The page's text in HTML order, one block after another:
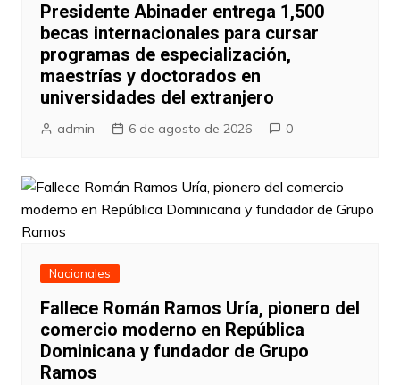
Presidente Abinader entrega 1,500
becas internacionales para cursar
programas de especialización,
maestrías y doctorados en
universidades del extranjero
admin 6 de agosto de 2026 0
Nacionales
Fallece Román Ramos Uría, pionero del
comercio moderno en República
Dominicana y fundador de Grupo
Ramos